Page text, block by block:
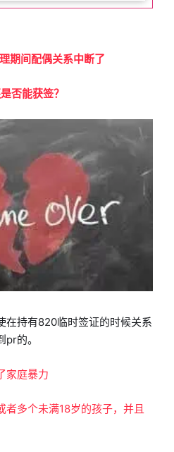
期间配偶关系中断了
否能获签？
在持有820临时签证的时候关系
的。
家庭暴力
者多个未满18岁的孩子，并且